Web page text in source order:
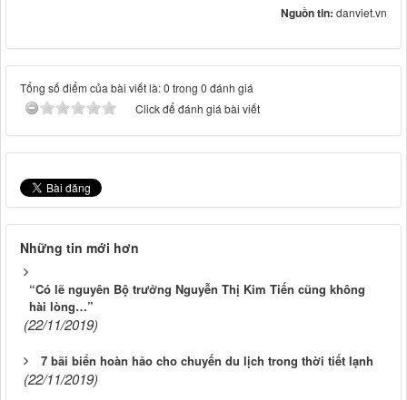
Nguồn tin: danviet.vn
Tổng số điểm của bài viết là: 0 trong 0 đánh giá
Click để đánh giá bài viết
Những tin mới hơn
“Có lẽ nguyên Bộ trưởng Nguyễn Thị Kim Tiến cũng không
hài lòng…”
(22/11/2019)
7 bãi biển hoàn hảo cho chuyến du lịch trong thời tiết lạnh
(22/11/2019)